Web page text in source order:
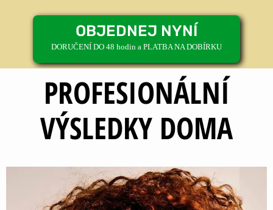
OBJEDNEJ NYNÍ
DORUČENÍ DO 48 hodin a PLATBA NA DOBÍRKU
PROFESIONÁLNÍ
VÝSLEDKY DOMA